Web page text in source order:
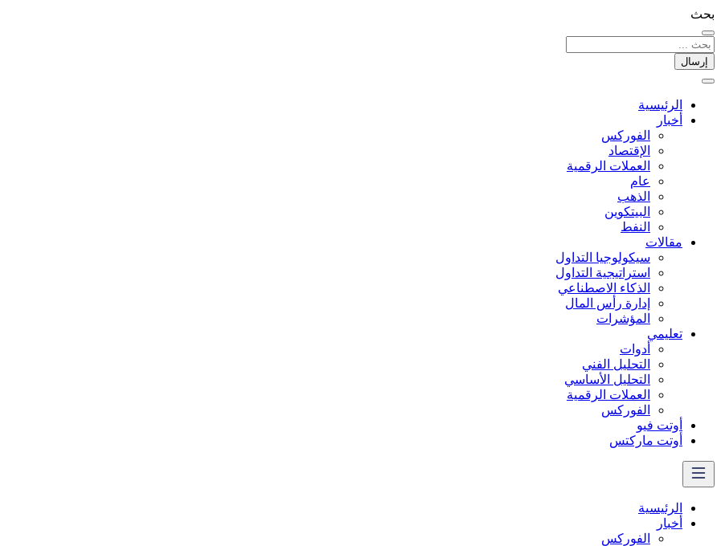
بحث
إرسال
الرئيسية
أخبار
الفوركس
الإقتصاد
العملات الرقمیة
عام
الذهب
البيتكوين
النفط
مقالات
سيكولوجيا التداول
استراتيجية التداول
الذكاء الاصطناعي
إدارة رأس المال
المؤشرات
تعليمي
أدوات
التحليل الفني
التحليل الأساسي
العملات الرقمية
الفوركس
أوتت فيو
أوتت ماركتس
الرئيسية
أخبار
الفوركس